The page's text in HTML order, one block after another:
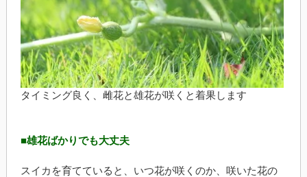
タイミング良く、雌花と雄花が咲くと着果します
■雄花ばかりでも大丈夫
スイカを育てていると、いつ花が咲くのか、咲いた花の